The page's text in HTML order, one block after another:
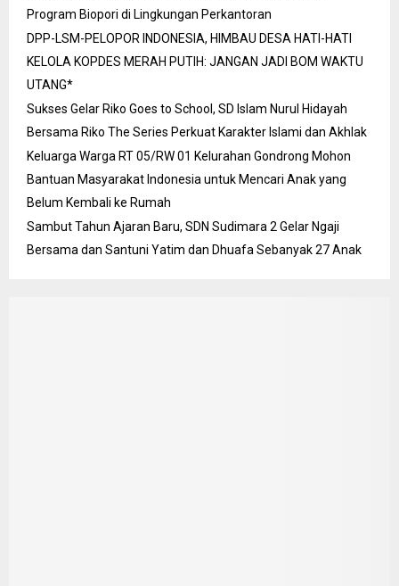
Program Biopori di Lingkungan Perkantoran
DPP-LSM-PELOPOR INDONESIA, HIMBAU DESA HATI-HATI
KELOLA KOPDES MERAH PUTIH: JANGAN JADI BOM WAKTU
UTANG*
Sukses Gelar Riko Goes to School, SD Islam Nurul Hidayah
Bersama Riko The Series Perkuat Karakter Islami dan Akhlak
Keluarga Warga RT 05/RW 01 Kelurahan Gondrong Mohon
Bantuan Masyarakat Indonesia untuk Mencari Anak yang
Belum Kembali ke Rumah
Sambut Tahun Ajaran Baru, SDN Sudimara 2 Gelar Ngaji
Bersama dan Santuni Yatim dan Dhuafa Sebanyak 27 Anak